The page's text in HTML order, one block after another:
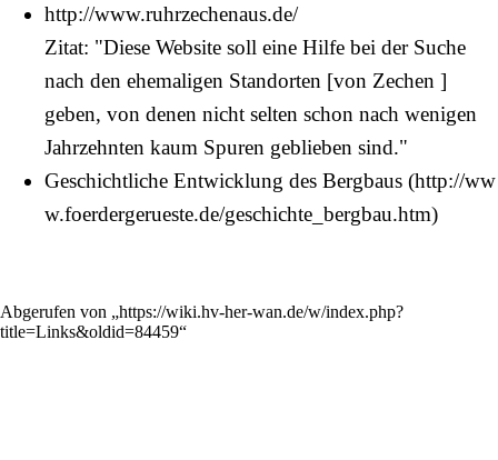
http://www.ruhrzechenaus.de/
Zitat: "Diese Website soll eine Hilfe bei der Suche
nach den ehemaligen Standorten [von Zechen ]
geben, von denen nicht selten schon nach wenigen
Jahrzehnten kaum Spuren geblieben sind."
Geschichtliche Entwicklung des Bergbaus
Abgerufen von „https://wiki.hv-her-wan.de/w/index.php?
title=Links&oldid=84459“